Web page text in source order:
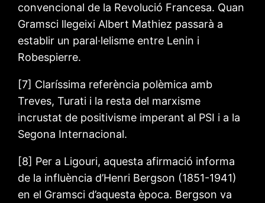
convencional de la Revolució Francesa. Quan
Gramsci llegeixi Albert Mathiez passarà a
establir un paral·lelisme entre Lenin i
Robespierre.
[7] Claríssima referència polèmica amb
Treves, Turati i la resta del marxisme
incrustat de positivisme imperant al PSI i a la
Segona Internacional.
[8] Per a Ligouri, aquesta afirmació informa
de la influència d’Henri Bergson (1851-1941)
en el Gramsci d’aquesta època. Bergson va